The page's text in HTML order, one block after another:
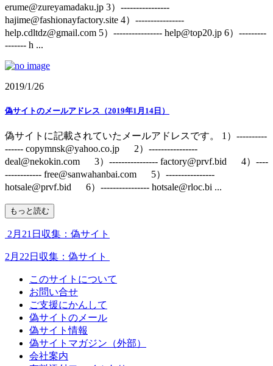
erume@zureyamadaku.jp 3）----------------
hajime@fashionayfactory.site 4）----------------
help.cdltdz@gmail.com 5）---------------- help@top20.jp 6）---------
------- h ...
2019/1/26
偽サイトのメールアドレス（2019年1月14日）
偽サイトに記載されていたメールアドレスです。 1）----------
------ copymnsk@yahoo.co.jp 2）----------------
deal@nekokin.com 3）---------------- factory@prvf.bid 4）----
------------ free@sanwahanbai.com 5）----------------
hotsale@prvf.bid 6）---------------- hotsale@rloc.bi ...
もっと読む
2月21日収集：偽サイト
2月22日収集：偽サイト
このサイトについて
お問い合せ
ご支援にかんして
偽サイトのメール
偽サイト情報
偽サイトマガジン（外部）
会社案内